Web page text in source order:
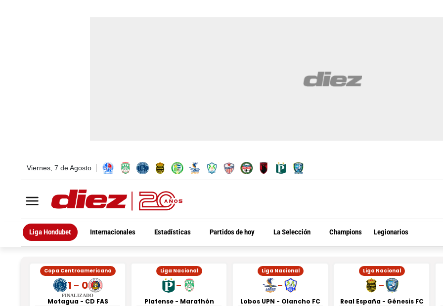
Viernes, 7 de Agosto
Liga Hondubet Internacionales Estadísticas Partidos de hoy La Selección Champions Legionarios
Copa Centroamericana
1 - 0
FINALIZADO
Motagua - CD FAS
Liga Nacional
-
Platense - Marathón
Liga Nacional
-
Lobos UPN - Olancho FC
Liga Nacional
-
Real España - Génesis FC